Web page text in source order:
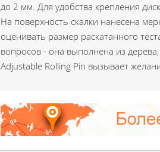
до 2 мм. Для удобства крепления
На поверхность скалки нанесена
оценивать размер раскатанного
вопросов - она выполнена из
Adjustable Rolling Pin вызывает